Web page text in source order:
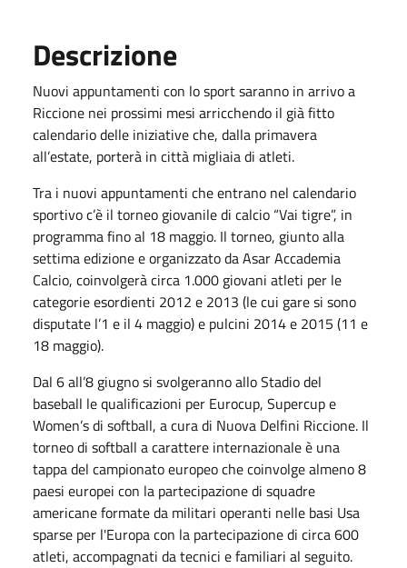
Descrizione
Nuovi appuntamenti con lo sport saranno in arrivo a
Riccione nei prossimi mesi arricchendo il già fitto
calendario delle iniziative che, dalla primavera
all’estate, porterà in città migliaia di atleti.
Tra i nuovi appuntamenti che entrano nel calendario
sportivo c’è il torneo giovanile di calcio “Vai tigre”, in
programma fino al 18 maggio. Il torneo, giunto alla
settima edizione e organizzato da Asar Accademia
Calcio, coinvolgerà circa 1.000 giovani atleti per le
categorie esordienti 2012 e 2013 (le cui gare si sono
disputate l’1 e il 4 maggio) e pulcini 2014 e 2015 (11 e
18 maggio).
Dal 6 all’8 giugno si svolgeranno allo Stadio del
baseball le qualificazioni per Eurocup, Supercup e
Women’s di softball, a cura di Nuova Delfini Riccione. Il
torneo di softball a carattere internazionale è una
tappa del campionato europeo che coinvolge almeno 8
paesi europei con la partecipazione di squadre
americane formate da militari operanti nelle basi Usa
sparse per l'Europa con la partecipazione di circa 600
atleti, accompagnati da tecnici e familiari al seguito.